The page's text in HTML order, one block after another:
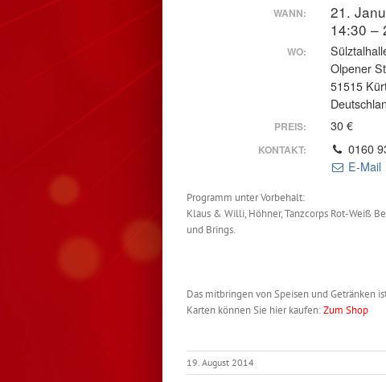
WANN:
21.
14:30 –
WO:
Olpener
51515
PREIS: 30 €
KONTAKT:
0160
E-Mail
Programm unter Vorbehalt:
Klaus & Willi, Höhner, Tanzcorps Rot-Weiß
und Brings.
Das mitbringen von Speisen und Getränken
Karten können Sie hier kaufen:Zum Shop
19. August 2014